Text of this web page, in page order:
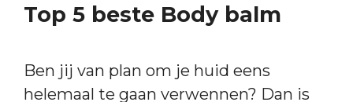
Top 5 beste Body balm
Ben jij van plan om je huid eens
helemaal te gaan verwennen? Dan is